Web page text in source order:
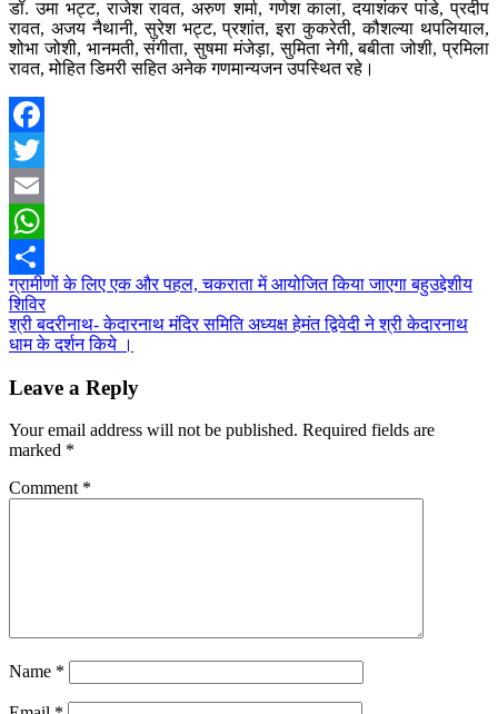
डॉ. उमा भट्ट, राजेश रावत, अरुण शर्मा, गणेश काला, दयाशंकर पांडे, प्रदीप
रावत, अजय नैथानी, सुरेश भट्ट, प्रशांत, इरा कुकरेती, कौशल्या थपलियाल,
शोभा जोशी, भानमती, संगीता, सुषमा मंजेड़ा, सुमिता नेगी, बबीता जोशी, प्रमिला
रावत, मोहित डिमरी सहित अनेक गणमान्यजन उपस्थित रहे।
Facebook
Twitter
Email
WhatsApp
Share
Post
navigation
ग्रामीणों के लिए एक और पहल, चकराता में आयोजित किया जाएगा बहुउद्देशीय
शिविर
श्री बदरीनाथ- केदारनाथ मंदिर समिति अध्यक्ष हेमंत द्विवेदी ने श्री केदारनाथ
धाम के दर्शन किये ।
Leave a Reply
Your email address will not be published. Required fields are
marked *
Comment *
Name *